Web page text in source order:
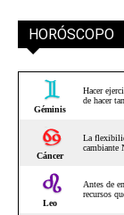
HORÓSCOPO